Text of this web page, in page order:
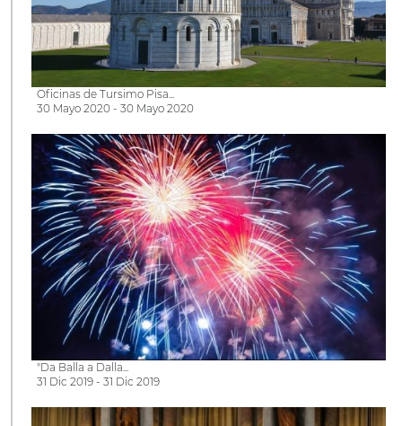
Oficinas de Tursimo Pisa...
30 Mayo 2020 - 30 Mayo 2020
"Da Balla a Dalla...
31 Dic 2019 - 31 Dic 2019